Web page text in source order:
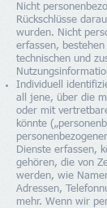
Nicht
Rückschlüsse
wurden. Nicht
erfassen,
technischen und
Individuell
all jene, über die
oder mit
könnte
Dienste erfassen,
gehören, die von
werden, wie
Adressen,
mehr. Wenn wir